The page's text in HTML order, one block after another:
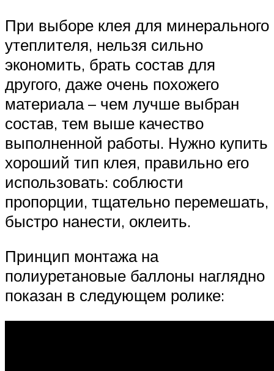
При выборе клея для минерального
утеплителя, нельзя сильно
экономить, брать состав для
другого, даже очень похожего
материала – чем лучше выбран
состав, тем выше качество
выполненной работы. Нужно купить
хороший тип клея, правильно его
использовать: соблюсти
пропорции, тщательно перемешать,
быстро нанести, оклеить.
Принцип монтажа на
полиуретановые баллоны наглядно
показан в следующем ролике: